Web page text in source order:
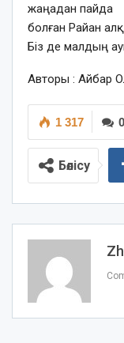
жаңадан пайда
болған Райан
Біз де малдың
Авторы : Айбар
0
1 317
Бөлісу